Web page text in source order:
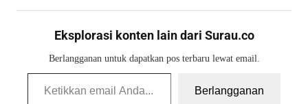
Eksplorasi konten lain dari Surau.co
Berlangganan untuk dapatkan pos terbaru lewat email.
Ketikkan email Anda...
Berlangganan